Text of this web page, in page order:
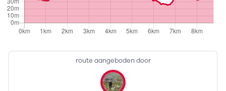
route aangeboden door